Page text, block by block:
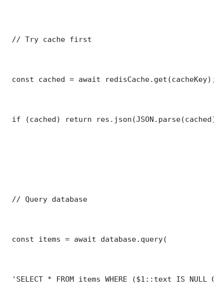
// Try cache first
const cached = await redisCache.get(cacheKey);
if (cached) return
// Query database
const items = await database.query(
'SELECT * FROM items WHERE ($1::text IS NULL